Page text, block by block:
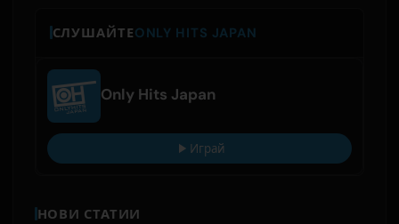
СЛУШАЙТЕONLY HITS JAPAN
Only Hits Japan
Играй
НОВИ СТАТИИ